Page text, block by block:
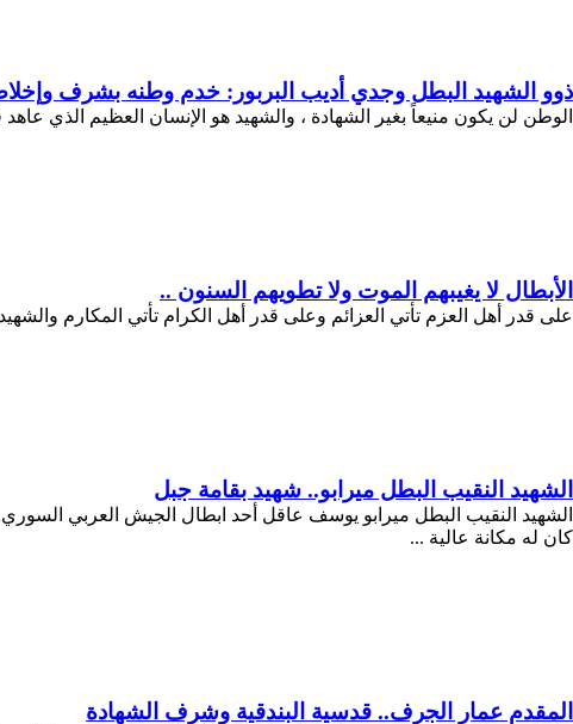
ذوو الشهيد البطل وجدي أديب البربور: خدم وطنه بشرف
الوطن لن يكون منيعاً بغير الشهادة ، والشهيد هو الإنسان العظيم
الأبطال لا يغيبهم الموت ولا تطويهم السنون ..
على قدر أهل العزم تأتي العزائم وعلى قدر أهل الكرام تأتي المكارم
الشهيد النقيب البطل ميرابو.. شهيد بقامة جبل
الشهيد النقيب البطل ميرابو يوسف عاقل أحد ابطال الجيش العربي
كان له مكانة عالية ...
المقدم عمار الجرف.. قدسية البندقية وشرف الشهادة